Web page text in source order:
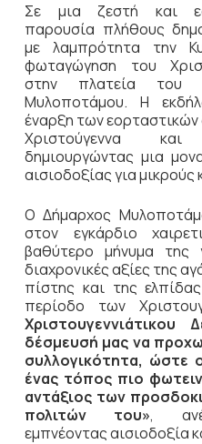
Σε μια ζεστή και
παρουσία πλήθους
με λαμπρότητα την
φωταγώγηση του
στην πλατεία του
Μυλοποτάμου. Η
έναρξη των
Χριστούγεννα
δημιουργώντας μια
αισιοδοξίας για μικρούς
Ο Δήμαρχος
στον εγκάρδιο
βαθύτερο μήνυμα της
διαχρονικές αξίες της
πίστης και της
περίοδο των
Χριστουγεννιάτικου
δέσμευσή μας να
συλλογικότητα, ώστε
ένας τόπος πιο
αντάξιος των
πολιτών του»,
εμπνέοντας αισιοδοξία